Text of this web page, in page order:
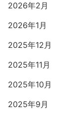
2026年2月
2026年1月
2025年12月
2025年11月
2025年10月
2025年9月